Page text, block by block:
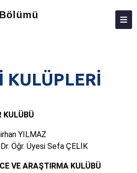
KULÜPLERİ
KULÜBÜ
YILMAZ
Dr. Öğr. Üyesi Sefa ÇELİK
VE ARAŞTIRMA KULÜBÜ